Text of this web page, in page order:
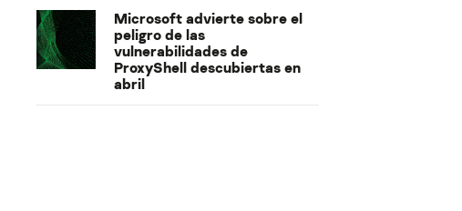
Microsoft advierte sobre el
peligro de las
vulnerabilidades de
ProxyShell descubiertas en
abril